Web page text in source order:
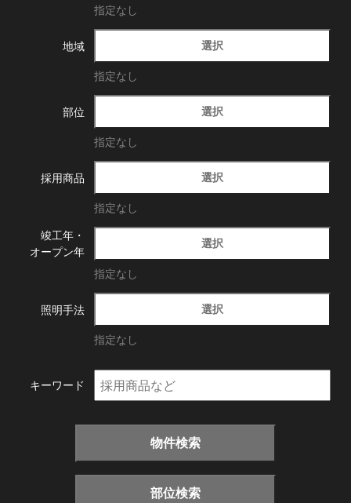
指定なし
地域 選択
指定なし
部位 選択
指定なし
採用商品 選択
指定なし
竣工年・
オープン年
選択
指定なし
照明手法 選択
指定なし
キーワード
物件検索
部位検索